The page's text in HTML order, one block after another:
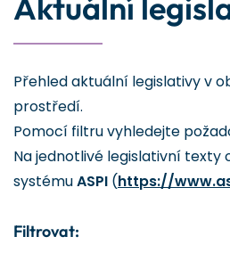
Přehled aktuální legislativy v
prostředí.
Pomocí filtru vyhledejte
Na jednotlivé legislativní texty
systémuASPI (https://
Filtrovat: